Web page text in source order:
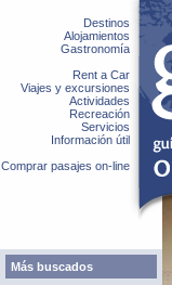
Destinos
Alojamientos
Gastronomía
Rent a Car
Viajes y excursiones
Actividades
Recreación
Servicios
Información útil
Comprar pasajes on-line
Más buscados